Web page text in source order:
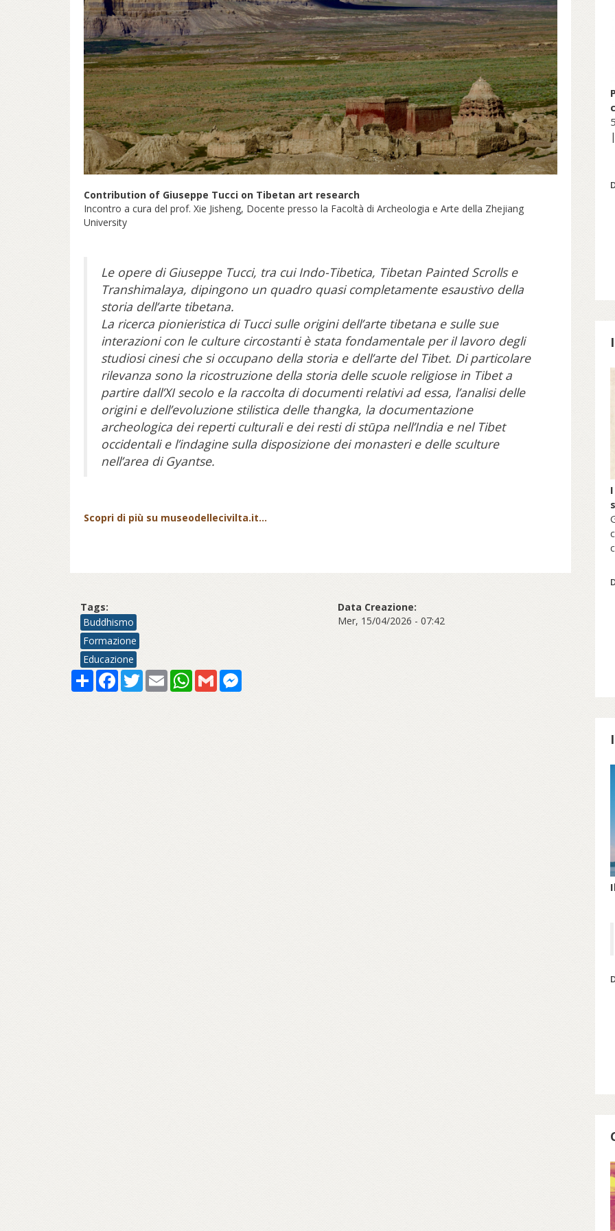
Contribution of Giuseppe Tucci on Tibetan art research
Incontro a cura del prof. Xie Jisheng, Docente presso la Facoltà di Archeologia e Arte della Zhejiang
University
Le opere di Giuseppe Tucci, tra cui Indo-Tibetica, Tibetan Painted Scrolls e
Transhimalaya, dipingono un quadro quasi completamente esaustivo della
storia dell’arte tibetana.
La ricerca pionieristica di Tucci sulle origini dell’arte tibetana e sulle sue
interazioni con le culture circostanti è stata fondamentale per il lavoro degli
studiosi cinesi che si occupano della storia e dell’arte del Tibet. Di particolare
rilevanza sono la ricostruzione della storia delle scuole religiose in Tibet a
partire dall’XI secolo e la raccolta di documenti relativi ad essa, l’analisi delle
origini e dell’evoluzione stilistica delle thangka, la documentazione
archeologica dei reperti culturali e dei resti di stūpa nell’India e nel Tibet
occidentali e l’indagine sulla disposizione dei monasteri e delle sculture
nell’area di Gyantse.
Scopri di più su museodellecivilta.it...
Tags:
Buddhismo
Formazione
Educazione
Data Creazione:
Mer, 15/04/2026 - 07:42
Share Facebook
TwitterEmail WhatsApp
Gmail